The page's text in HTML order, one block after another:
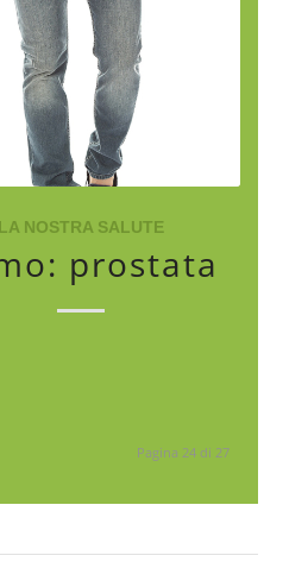
LA NOSTRA SALUTE
prostata
Pagina 24 di 27